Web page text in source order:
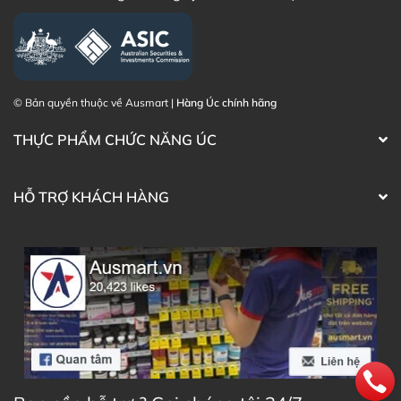
© Bản quyền thuộc về Ausmart | Hàng Úc chính hãng
THỰC PHẨM CHỨC NĂNG ÚC
HỖ TRỢ KHÁCH HÀNG